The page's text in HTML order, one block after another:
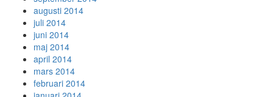
augusti 2014
juli 2014
juni 2014
maj 2014
april 2014
mars 2014
februari 2014